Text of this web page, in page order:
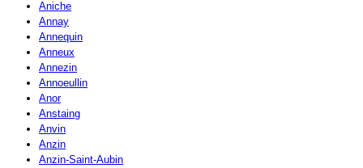
Aniche
Annay
Annequin
Anneux
Annezin
Annoeullin
Anor
Anstaing
Anvin
Anzin
Anzin-Saint-Aubin